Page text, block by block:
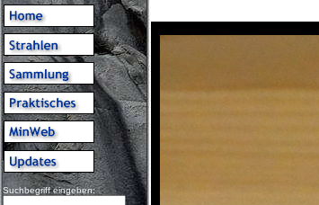
Suchbegriff eingeben: